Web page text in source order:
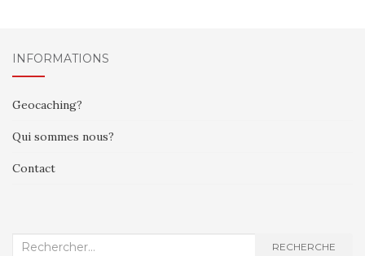
INFORMATIONS
Geocaching?
Qui sommes nous?
Contact
Recherche
RECHERCHE